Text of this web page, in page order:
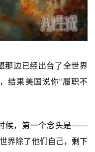
那边已经出台了全世界
结果美国说你“履职不
候，第一个念头是——
界除了他们自己，剩下